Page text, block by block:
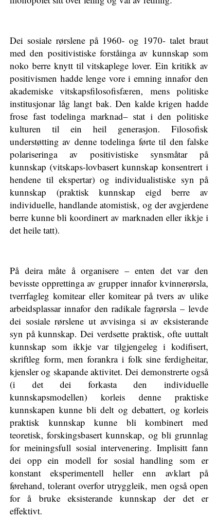
Dei sosiale rørslene på 1960- og 1970- talet braut
med den positivistiske forståinga av kunnskap som
noko berre knytt til vitskaplege lover. Ein kritikk av
positivismen hadde lenge vore i emning innafor den
akademiske vitskapsfilosofisfæren, mens politiske
institusjonar låg langt bak. Den kalde krigen hadde
frose fast todelinga marknad– stat i den politiske
kulturen til ein heil generasjon. Filosofisk
understøtting av denne todelinga førte til den falske
polariseringa av positivistiske synsmåtar på
kunnskap (vitskaps-lovbasert kunnskap konsentrert i
hendene til ekspertar) og individualistiske syn på
kunnskap (praktisk kunnskap eigd berre av
individuelle, handlande atomistisk, og der avgjerdene
berre kunne bli koordinert av marknaden eller ikkje i
det heile tatt).
På deira måte å organisere – enten det var den
bevisste opprettinga av grupper innafor kvinnerørsla,
tverrfagleg komitear eller komitear på tvers av ulike
arbeidsplassar innafor den radikale fagrørsla – levde
dei sosiale rørslene ut avvisinga si av eksisterande
syn på kunnskap. Dei verdsette praktisk, ofte uuttalt
kunnskap som ikkje var tilgjengeleg i kodifisert,
skriftleg form, men forankra i folk sine ferdigheitar,
kjensler og skapande aktivitet. Dei demonstrerte også
(i det dei forkasta den individuelle
kunnskapsmodellen) korleis denne praktiske
kunnskapen kunne bli delt og debattert, og korleis
praktisk kunnskap kunne bli kombinert med
teoretisk, forskingsbasert kunnskap, og bli grunnlag
for meiningsfull sosial intervenering. Implisitt fann
dei opp ein modell for sosial handling som er
konstant eksperimentell heller enn avklart på
førehand, tolerant overfor utryggleik, men også open
for å bruke eksisterande kunnskap der det er
effektivt.